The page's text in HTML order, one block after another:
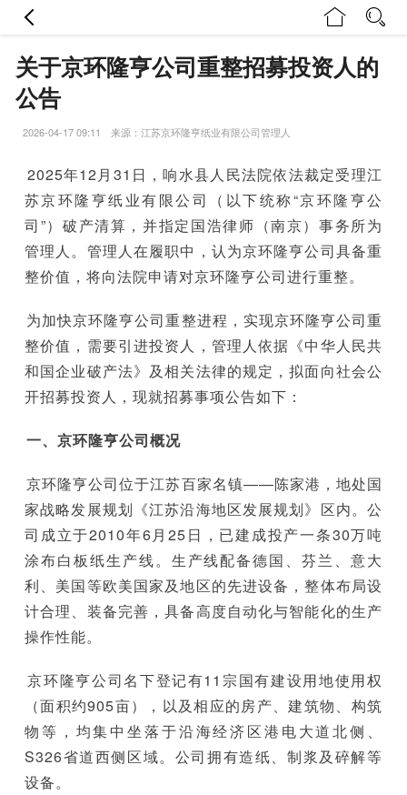
关于京环隆亨公司重整招募投资人的
公告
2026-04-17 09:11 来源：江苏京环隆亨纸业有限公司管理人
年12月31日，响水县人民法院依法裁定受理江
苏京环隆亨纸业有限公司（以下统称“京环隆亨公
司”）破产清算，并指定国浩律师（南京）事务所为
管理人。管理人在履职中，认为京环隆亨公司具备重
整价值，将向法院申请对京环隆亨公司进行重整。
加快京环隆亨公司重整进程，实现京环隆亨公司重
整价值，需要引进投资人，管理人依据《中华人民共
和国企业破产法》及相关法律的规定，拟面向社会公
开招募投资人，现就招募事项公告如下：
一、京环隆亨公司概况
环隆亨公司位于江苏百家名镇——陈家港，地处国
家战略发展规划《江苏沿海地区发展规划》区内。公
司成立于2010年6月25日，已建成投产一条30万吨
涂布白板纸生产线。生产线配备德国、芬兰、意大
利、美国等欧美国家及地区的先进设备，整体布局设
计合理、装备完善，具备高度自动化与智能化的生产
操作性能。
环隆亨公司名下登记有11宗国有建设用地使用权
（面积约905亩），以及相应的房产、建筑物、构筑
物等，均集中坐落于沿海经济区港电大道北侧、
S326省道西侧区域。公司拥有造纸、制浆及碎解等
设备。